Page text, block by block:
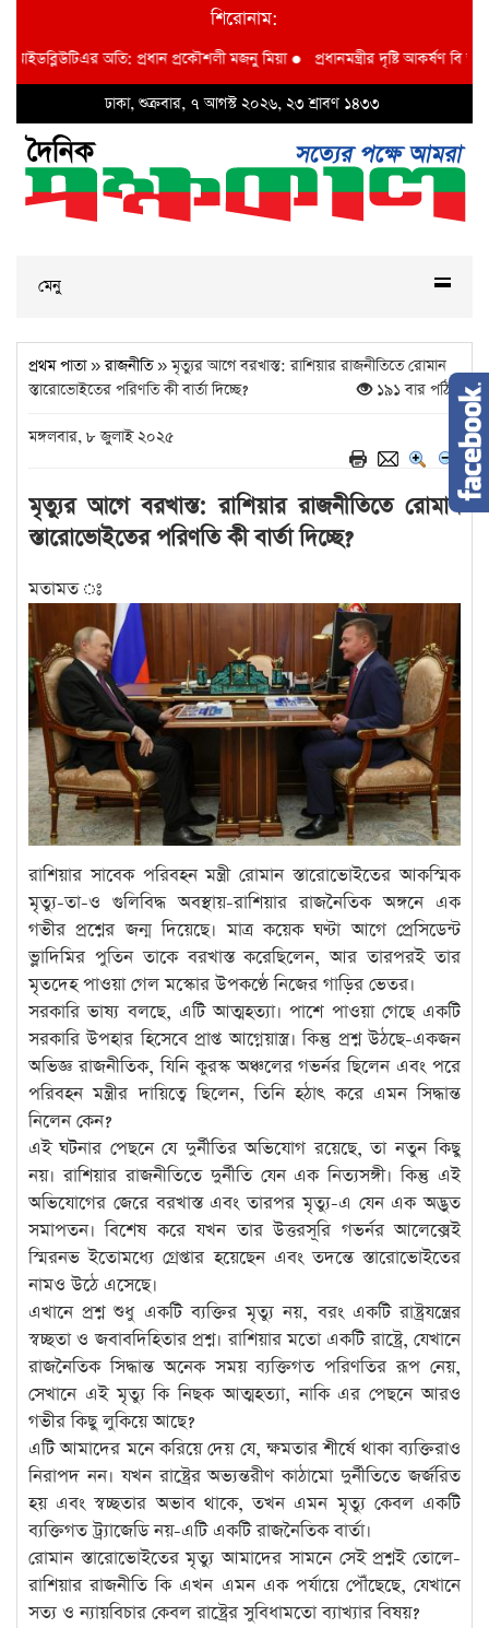
শিরোনাম:
অতি: প্রধান প্রকৌশলী মজনু মিয়া●প্রধানমন্ত্রীর দৃষ্টি আকর্ষণ বি আই
ঢাকা, শুক্রবার, ৭ আগস্ট ২০২৬, ২৩ শ্রাবণ ১৪৩৩
মেনু
প্রথম পাতা»রাজনীতি» মৃত্যুর আগে বরখাস্ত: রাশিয়ার রাজনীতিতে রোমান
স্তারোভোইতের পরিণতি কী বার্তা দিচ্ছে?
১৯১ বার পঠিত
মঙ্গলবার, ৮ জুলাই ২০২৫
মৃত্যুর আগে বরখাস্ত: রাশিয়ার রাজনীতিতে রোমান
স্তারোভোইতের পরিণতি কী বার্তা দিচ্ছে?
মতামত ঃ
রাশিয়ার সাবেক পরিবহন মন্ত্রী রোমান স্তারোভোইতের আকস্মিক
মৃত্যু-তা-ও গুলিবিদ্ধ অবস্থায়-রাশিয়ার রাজনৈতিক অঙ্গনে এক
গভীর প্রশ্নের জন্ম দিয়েছে। মাত্র কয়েক ঘণ্টা আগে প্রেসিডেন্ট
ভ্লাদিমির পুতিন তাকে বরখাস্ত করেছিলেন, আর তারপরই তার
মৃতদেহ পাওয়া গেল মস্কোর উপকণ্ঠে নিজের গাড়ির ভেতর।
সরকারি ভাষ্য বলছে, এটি আত্মহত্যা। পাশে পাওয়া গেছে একটি
সরকারি উপহার হিসেবে প্রাপ্ত আগ্নেয়াস্ত্র। কিন্তু প্রশ্ন উঠছে-একজন
অভিজ্ঞ রাজনীতিক, যিনি কুরস্ক অঞ্চলের গভর্নর ছিলেন এবং পরে
পরিবহন মন্ত্রীর দায়িত্বে ছিলেন, তিনি হঠাৎ করে এমন সিদ্ধান্ত
নিলেন কেন?
এই ঘটনার পেছনে যে দুর্নীতির অভিযোগ রয়েছে, তা নতুন কিছু
নয়। রাশিয়ার রাজনীতিতে দুর্নীতি যেন এক নিত্যসঙ্গী। কিন্তু এই
অভিযোগের জেরে বরখাস্ত এবং তারপর মৃত্যু-এ যেন এক অদ্ভুত
সমাপতন। বিশেষ করে যখন তার উত্তরসূরি গভর্নর আলেক্সেই
স্মিরনভ ইতোমধ্যে গ্রেপ্তার হয়েছেন এবং তদন্তে স্তারোভোইতের
নামও উঠে এসেছে।
এখানে প্রশ্ন শুধু একটি ব্যক্তির মৃত্যু নয়, বরং একটি রাষ্ট্রযন্ত্রের
স্বচ্ছতা ও জবাবদিহিতার প্রশ্ন। রাশিয়ার মতো একটি রাষ্ট্রে, যেখানে
রাজনৈতিক সিদ্ধান্ত অনেক সময় ব্যক্তিগত পরিণতির রূপ নেয়,
সেখানে এই মৃত্যু কি নিছক আত্মহত্যা, নাকি এর পেছনে আরও
গভীর কিছু লুকিয়ে আছে?
এটি আমাদের মনে করিয়ে দেয় যে, ক্ষমতার শীর্ষে থাকা ব্যক্তিরাও
নিরাপদ নন। যখন রাষ্ট্রের অভ্যন্তরীণ কাঠামো দুর্নীতিতে জর্জরিত
হয় এবং স্বচ্ছতার অভাব থাকে, তখন এমন মৃত্যু কেবল একটি
ব্যক্তিগত ট্র্যাজেডি নয়-এটি একটি রাজনৈতিক বার্তা।
রোমান স্তারোভোইতের মৃত্যু আমাদের সামনে সেই প্রশ্নই তোলে-
রাশিয়ার রাজনীতি কি এখন এমন এক পর্যায়ে পৌঁছেছে, যেখানে
সত্য ও ন্যায়বিচার কেবল রাষ্ট্রের সুবিধামতো ব্যাখ্যার বিষয়?